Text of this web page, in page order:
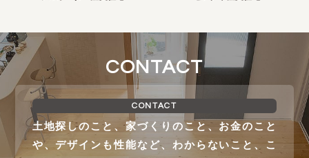
CONTACT
CONTACT
土地探しのこと、家づくりのこと、お金のこと
や、デザインも性能など、わからないこと、こ